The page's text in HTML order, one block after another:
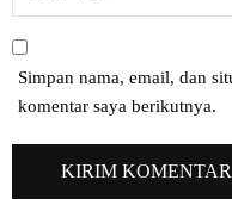
Simpan nama, email, dan
komentar saya berikutnya.